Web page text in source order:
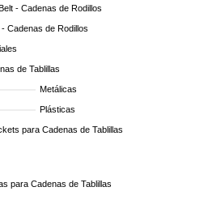
- Cadenas de Rodillos
- Cadenas de Rodillos
de Tablillas
Metálicas
Plásticas
para Cadenas de Tablillas
para Cadenas de Tablillas